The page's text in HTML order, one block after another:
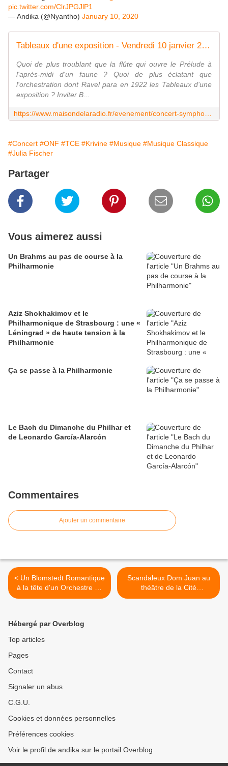
pic.twitter.com/ClrJPGJlP1
— Andika (@Nyantho) January 10, 2020
Tableaux d'une exposition - Vendredi 10 janvier 2020 - 20h00 Théâtre des Champs-Élysées
Quoi de plus troublant que la flûte qui ouvre le Prélude à
l'après-midi d'un faune ? Quoi de plus éclatant que
l'orchestration dont Ravel para en 1922 les Tableaux d'une
exposition ? Inviter B...
#Concert #ONF #TCE #Krivine #Musique #Musique Classique
#Julia Fischer
Partager
Vous aimerez aussi
Un Brahms au pas de course à la
Philharmonie
Aziz Shokhakimov et le
Philharmonique de Strasbourg : une «
Léningrad » de haute tension à la
Philharmonie
Ça se passe à la Philharmonie
Le Bach du Dimanche du Philhar et
de Leonardo García-Alarcón
Commentaires
Ajouter un commentaire
< Un Blomstedt Romantique
à la tête d'un Orchestre de
Paris dépareillé dans la
Scandaleux Dom Juan au
théâtre de la Cité
Internationale >
Hébergé par Overblog
Top articles
Pages
Contact
Signaler un abus
C.G.U.
Cookies et données personnelles
Préférences cookies
Voir le profil de andika sur le portail Overblog